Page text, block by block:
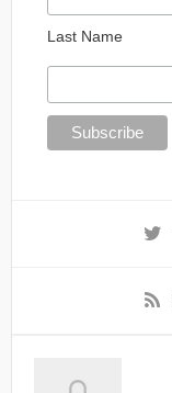
Last Name